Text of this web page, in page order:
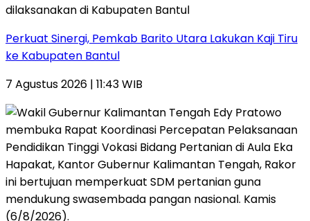
Perkuat Sinergi, Pemkab Barito Utara Lakukan Kaji Tiru
ke Kabupaten Bantul
7 Agustus 2026 | 11:43 WIB